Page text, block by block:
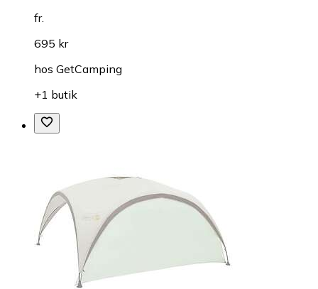
fr.
695 kr
hos GetCamping
+1 butik